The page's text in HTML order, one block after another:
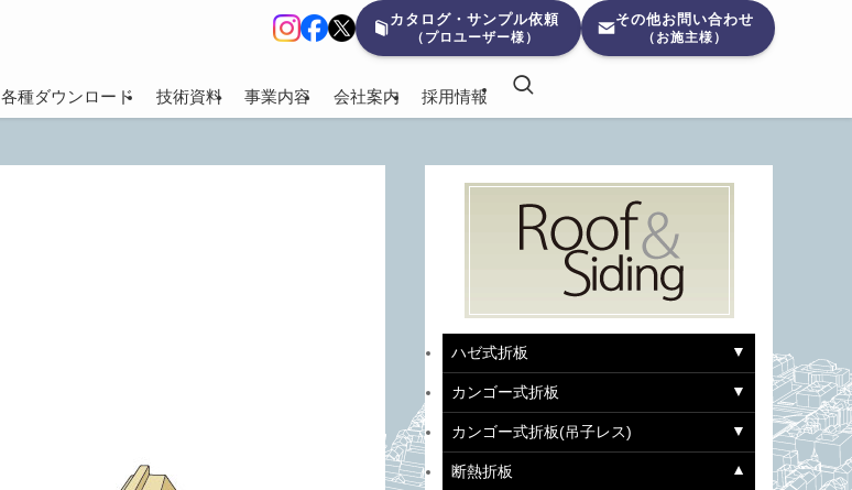
各種ダウンロード 技術資料 事業内容 会社案内 採用情報
カタログ・サンプル依頼
（プロユーザー様）
その他お問い合わせ
（お施主様）
ハゼ式折板
カンゴー式折板
カンゴー式折板(吊子レス)
断熱折板